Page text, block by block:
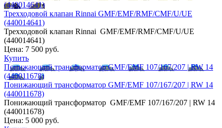
(440014641)
Трехходовой клапан Rinnai GMF/EMF/RMF/CMF/U/UE
(440014641)
Трехходовой клапан Rinnai GMF/EMF/RMF/CMF/U/UE
(440014641)
Цена: 7 500 руб.
Купить
Понижающий трансформатор GMF/EMF 107/167/207 | RW 14
(440011678)
Понижающий трансформатор GMF/EMF 107/167/207 | RW 14
(440011678)
Понижающий трансформатор GMF/EMF 107/167/207 | RW 14
(440011678)
Цена: 5 000 руб.